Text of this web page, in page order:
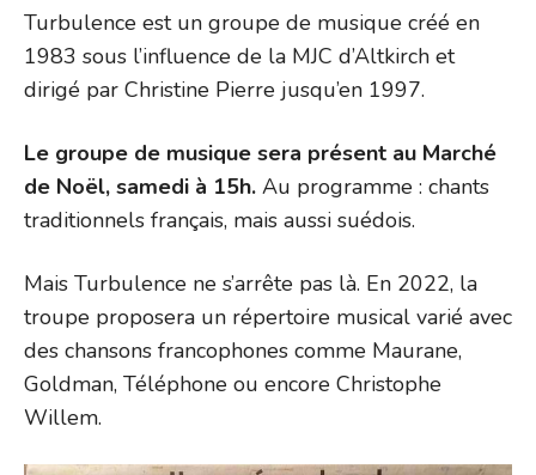
Turbulence est un groupe de musique créé en
1983 sous l’influence de la MJC d’Altkirch et
dirigé par Christine Pierre jusqu’en 1997.
Le groupe de musique sera présent au Marché
de Noël, samedi à 15h. Au programme : chants
traditionnels français, mais aussi suédois.
Mais Turbulence ne s’arrête pas là. En 2022, la
troupe proposera un répertoire musical varié avec
des chansons francophones comme Maurane,
Goldman, Téléphone ou encore Christophe
Willem.